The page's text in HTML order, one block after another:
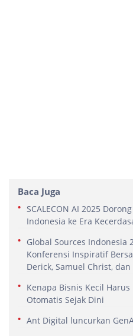
Baca Juga
SCALECON AI 2025
Indonesia ke Era
Global Sources Indonesia
Konferensi Inspiratif
Derick, Samuel Christ, dan
Kenapa Bisnis Kecil
Otomatis Sejak Dini
Ant Digital luncurkan